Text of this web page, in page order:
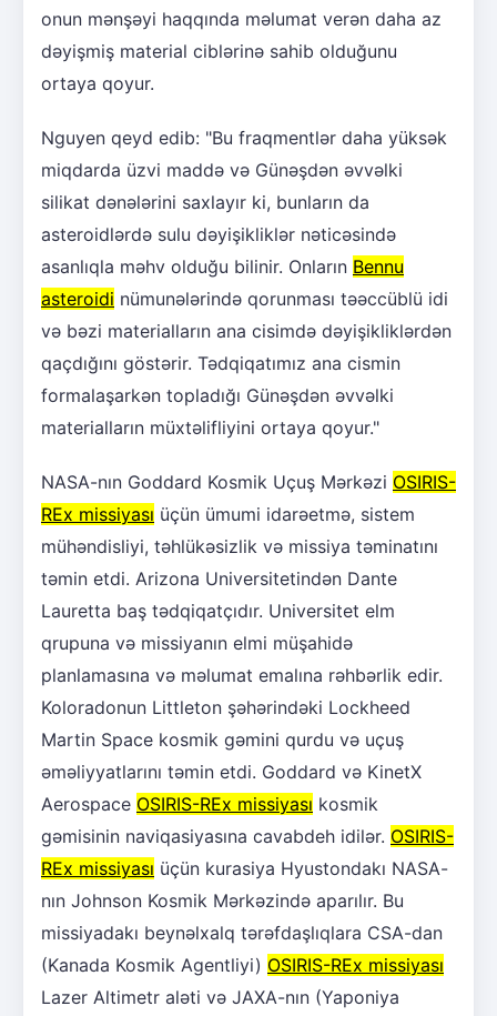
onun mənşəyi haqqında məlumat verən daha az
dəyişmiş material ciblərinə sahib olduğunu
ortaya qoyur.
Nguyen qeyd edib: "Bu fraqmentlər daha yüksək
miqdarda üzvi maddə və Günəşdən əvvəlki
silikat dənələrini saxlayır ki, bunların da
asteroidlərdə sulu dəyişikliklər nəticəsində
asanlıqla məhv olduğu bilinir. Onların Bennu
asteroidi nümunələrində qorunması təəccüblü idi
və bəzi materialların ana cisimdə dəyişikliklərdən
qaçdığını göstərir. Tədqiqatımız ana cismin
formalaşarkən topladığı Günəşdən əvvəlki
materialların müxtəlifliyini ortaya qoyur."
NASA-nın Goddard Kosmik Uçuş Mərkəzi OSIRIS-
REx missiyası üçün ümumi idarəetmə, sistem
mühəndisliyi, təhlükəsizlik və missiya təminatını
təmin etdi. Arizona Universitetindən Dante
Lauretta baş tədqiqatçıdır. Universitet elm
qrupuna və missiyanın elmi müşahidə
planlamasına və məlumat emalına rəhbərlik edir.
Koloradonun Littleton şəhərindəki Lockheed
Martin Space kosmik gəmini qurdu və uçuş
əməliyyatlarını təmin etdi. Goddard və KinetX
Aerospace OSIRIS-REx missiyası kosmik
gəmisinin naviqasiyasına cavabdeh idilər. OSIRIS-
REx missiyası üçün kurasiya Hyustondakı NASA-
nın Johnson Kosmik Mərkəzində aparılır. Bu
missiyadakı beynəlxalq tərəfdaşlıqlara CSA-dan
(Kanada Kosmik Agentliyi) OSIRIS-REx missiyası
Lazer Altimetr aləti və JAXA-nın (Yaponiya